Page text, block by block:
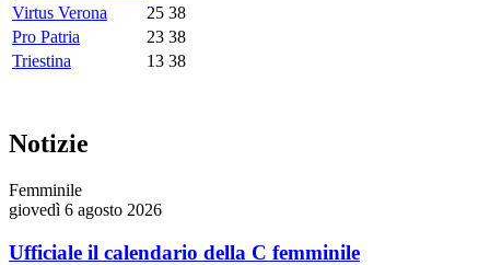
Virtus Verona
25 38
Pro Patria
23 38
Triestina
13 38
Notizie
Femminile
giovedì 6 agosto 2026
Ufficiale il calendario della C femminile